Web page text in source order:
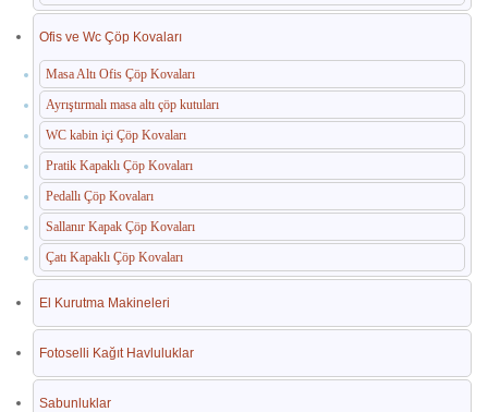
Ofis ve Wc Çöp Kovaları
Masa Altı Ofis Çöp Kovaları
Ayrıştırmalı masa altı çöp kutuları
WC kabin içi Çöp Kovaları
Pratik Kapaklı Çöp Kovaları
Pedallı Çöp Kovaları
Sallanır Kapak Çöp Kovaları
Çatı Kapaklı Çöp Kovaları
El Kurutma Makineleri
Fotoselli Kağıt Havluluklar
Sabunluklar